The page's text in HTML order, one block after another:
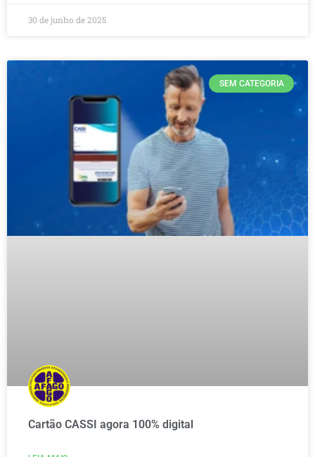
30 de junho de 2025
SEM CATEGORIA
Cartão CASSI agora 100% digital